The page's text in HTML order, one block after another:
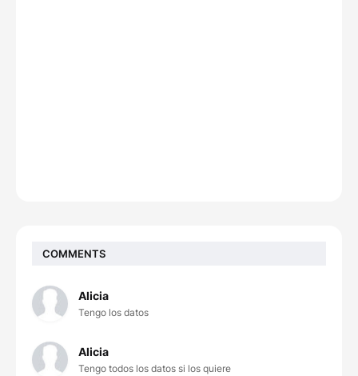
COMMENTS
Alicia
Tengo los datos
Alicia
Tengo todos los datos si los quiere